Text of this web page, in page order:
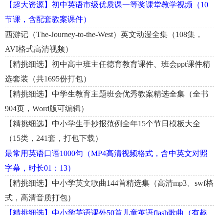
【超大资源】初中英语市级优质课一等奖课堂教学视频（10
节课，含配套教案课件）
西游记（The-Journey-to-the-West）英文动漫全集（108集，
AVI格式高清视频）
【精挑细选】初中高中班主任德育教育课件、班会ppt课件精
选套装（共1695份打包）
【精挑细选】中学生教育主题班会优秀教案精选全集（全书
904页，Word版可编辑）
【精挑细选】中小学生手抄报范例全年15个节日模板大全
（15类，241套，打包下载）
最常用英语口语1000句（MP4高清视频格式，含中英文对照
字幕，时长01：13）
【精挑细选】中小学英文歌曲144首精选集（高清mp3、swf格
式，高清音质打包）
【精挑细选】中小学英语课外50首儿童英语flash歌曲（有趣